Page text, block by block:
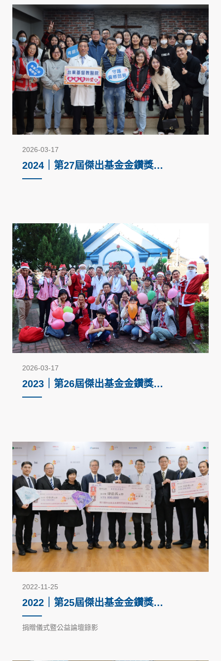
2026-03-17
2024｜第27屆傑出基金金鑽獎－
回饋社會公益活動
2026-03-17
2023｜第26屆傑出基金金鑽獎－
回饋社會公益活動
2022-11-25
2022｜第25屆傑出基金金鑽獎－
回饋社會公益活動
捐贈儀式暨公益論壇錄影